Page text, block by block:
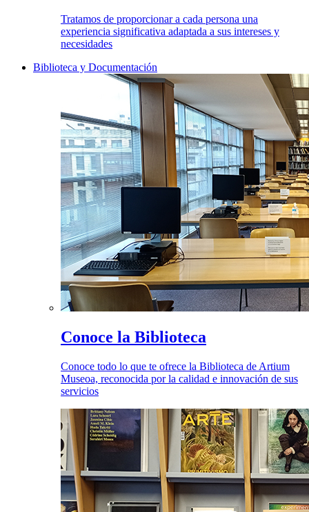
Tratamos de proporcionar a cada persona una
experiencia significativa adaptada a sus intereses y
necesidades
Biblioteca y Documentación
Conoce la Biblioteca
Conoce todo lo que te ofrece la Biblioteca de Artium
Museoa, reconocida por la calidad e innovación de sus
servicios